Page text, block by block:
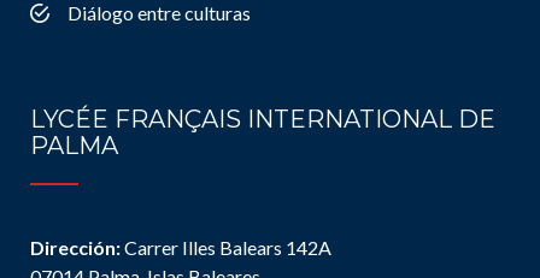
Diálogo entre culturas
LYCÉE FRANÇAIS INTERNATIONAL DE
PALMA
Dirección:Carrer Illes Balears 142A